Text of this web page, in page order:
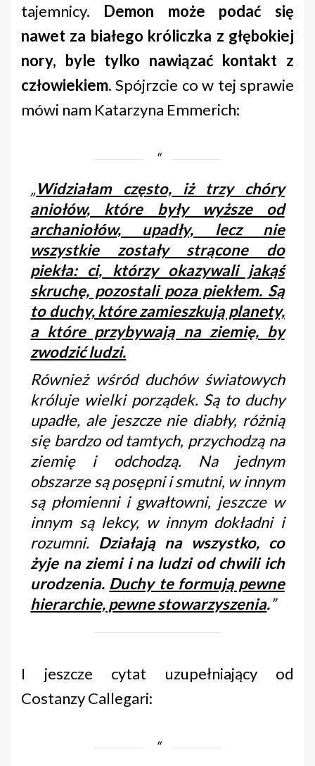
tajemnicy. Demon może podać się
nawet za białego króliczka z głębokiej
nory, byle tylko nawiązać kontakt z
człowiekiem. Spójrzcie co w tej sprawie
mówi nam Katarzyna Emmerich:
„Widziałam często, iż trzy chóry
aniołów, które były wyższe od
archaniołów, upadły, lecz nie
wszystkie zostały strącone do
piekła: ci, którzy okazywali jakąś
skruchę, pozostali poza piekłem. Są
to duchy, które zamieszkują planety,
a które przybywają na ziemię, by
zwodzić ludzi.
Również wśród duchów światowych
króluje wielki porządek. Są to duchy
upadłe, ale jeszcze nie diabły, różnią
się bardzo od tamtych, przychodzą na
ziemię i odchodzą. Na jednym
obszarze są posępni i smutni, w innym
są płomienni i gwałtowni, jeszcze w
innym są lekcy, w innym dokładni i
rozumni. Działają na wszystko, co
żyje na ziemi i na ludzi od chwili ich
urodzenia. Duchy te formują pewne
hierarchie, pewne stowarzyszenia.”
I jeszcze cytat uzupełniający od
Costanzy Callegari: